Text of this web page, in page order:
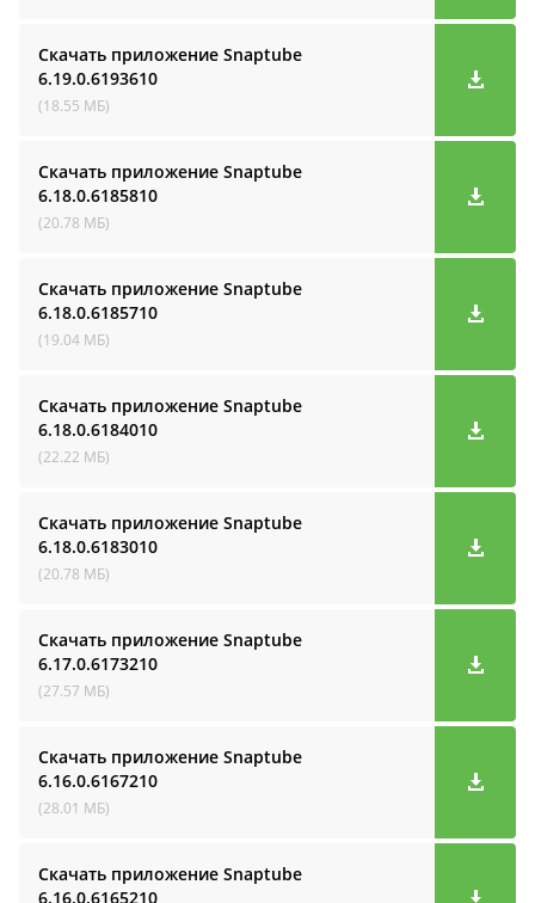
Скачать приложение Snaptube
6.19.0.6193610
(18.55 МБ)
Скачать приложение Snaptube
6.18.0.6185810
(20.78 МБ)
Скачать приложение Snaptube
6.18.0.6185710
(19.04 МБ)
Скачать приложение Snaptube
6.18.0.6184010
(22.22 МБ)
Скачать приложение Snaptube
6.18.0.6183010
(20.78 МБ)
Скачать приложение Snaptube
6.17.0.6173210
(27.57 МБ)
Скачать приложение Snaptube
6.16.0.6167210
(28.01 МБ)
Скачать приложение Snaptube
6.16.0.6165210